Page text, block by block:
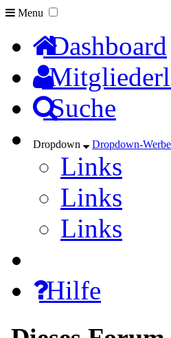
Menu
Dashboard
Suche
Dropdown Dropdown-
Links
Links
Links
Hilfe